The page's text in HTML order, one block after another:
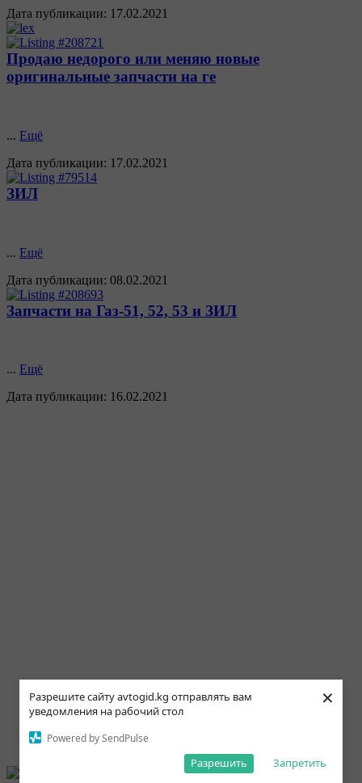
Разрешите сайту avtogid.kg отправлять вам
уведомления на рабочий стол
Powered by SendPulse
Запретить
Разрешить
×
Дата публикации: 17.02.2021
Продаю недорого или меняю новые
оригинальные запчасти на ге
... Ещё
Дата публикации: 17.02.2021
ЗИЛ
... Ещё
Дата публикации: 08.02.2021
Запчасти на Газ-51, 52, 53 и ЗИЛ
... Ещё
Дата публикации: 16.02.2021